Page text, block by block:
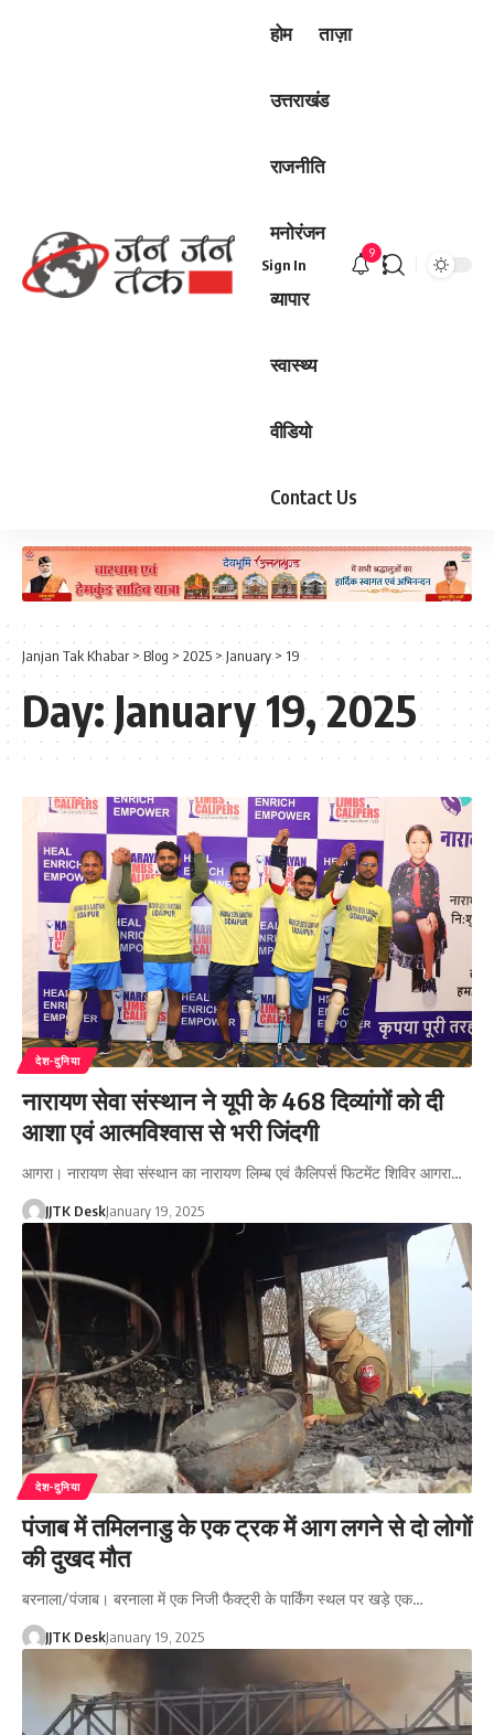
होम ताज़ा
उत्तराखंड
राजनीति
मनोरंजन
व्यापार
स्वास्थ्य
वीडियो
Contact Us
Sign In
9
Janjan Tak Khabar >Blog > 2025 >January> 19
Day:January 19, 2025
देश-दुनिया
नारायण सेवा संस्थान ने यूपी के 468 दिव्यांगों को दी
आशा एवं आत्मविश्वास से भरी जिंदगी
आगरा। नारायण सेवा संस्थान का नारायण लिम्ब एवं कैलिपर्स फिटमेंट शिविर आगरा…
JJTK DeskJanuary 19, 2025
देश-दुनिया
पंजाब में तमिलनाडु के एक ट्रक में आग लगने से दो लोगों
की दुखद मौत
बरनाला/पंजाब। बरनाला में एक निजी फैक्ट्री के पार्किंग स्थल पर खड़े एक…
JJTK DeskJanuary 19, 2025